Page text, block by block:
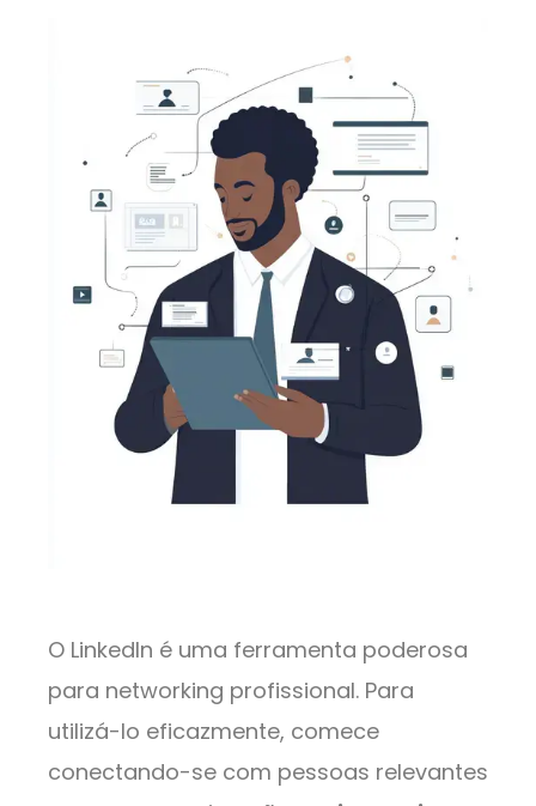
O LinkedIn é uma ferramenta poderosa
para networking profissional. Para
utilizá-lo eficazmente, comece
conectando-se com pessoas relevantes